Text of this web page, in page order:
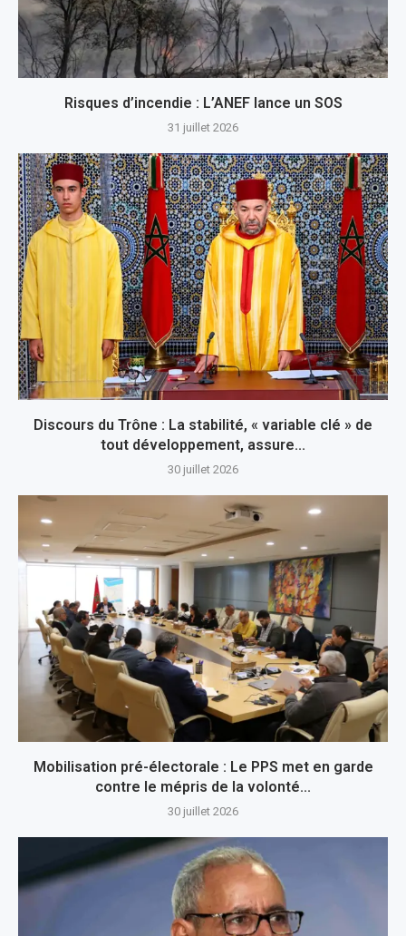
Risques d’incendie : L’ANEF lance un SOS
31 juillet 2026
Discours du Trône : La stabilité, « variable clé » de
tout développement, assure...
30 juillet 2026
Mobilisation pré-électorale : Le PPS met en garde
contre le mépris de la volonté...
30 juillet 2026